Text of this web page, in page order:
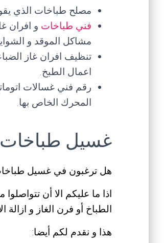
مصلح طباخات الذي
فني طباخات و افران
مشاكل الموقد و
تنظيف افران غاز
اعمال الطبخ.
رقم فني غسالات
المحرك الخاص بها.
غسيل طباخات
هل ترغبون في غسيل
اذا ما عليكم الا أن
الطباخ أو فرن الغاز و
هذا و نقدم لكم أيضا: